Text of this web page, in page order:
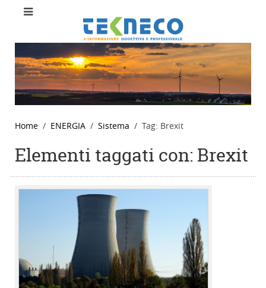
Home ENERGIA Sistema Tag: Brexit
Elementi taggati con: Brexit